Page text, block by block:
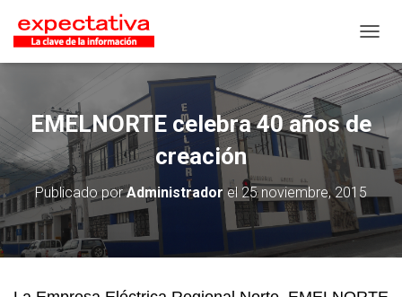
EMELNORTE celebra 40 años de
creación
Publicado porAdministrador el 25 noviembre, 2015